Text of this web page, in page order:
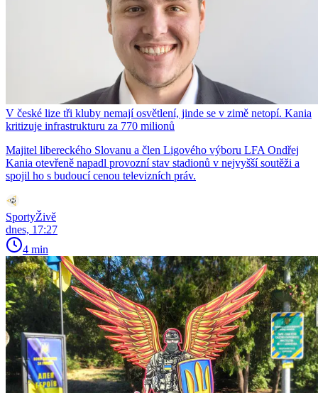
V české lize tři kluby nemají osvětlení, jinde se v zimě netopí. Kania
kritizuje infrastrukturu za 770 milionů
Majitel libereckého Slovanu a člen Ligového výboru LFA Ondřej
Kania otevřeně napadl provozní stav stadionů v nejvyšší soutěži a
spojil ho s budoucí cenou televizních práv.
SportyŽivě
dnes, 17:27
4 min